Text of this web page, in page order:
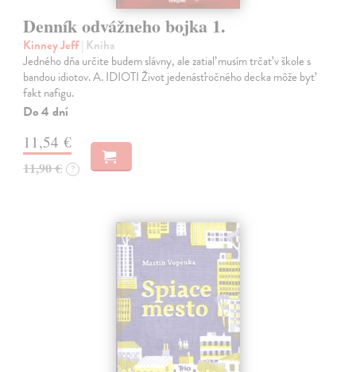
Denník odvážneho bojka 1.
Kinney Jeff| Kniha
Jedného dňa určite budem slávny, ale zatiaľ musím trčať v škole s
bandou idiotov. A. IDIOTI Život jedenásťročného decka môže byť
fakt nafigu.
Do 4 dní
11,54 €
11,90 € ?